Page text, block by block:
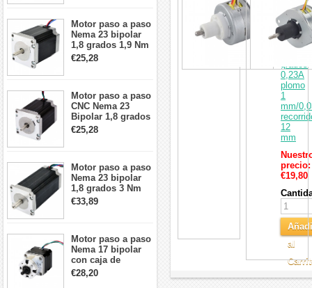
Motor paso a paso
Nema 23 bipolar
1,8 grados 1,9 Nm
2,8 A 3,2 V
57x57x76mm 4
€25,28
Motor paso a paso
CNC Nema 23
Bipolar 1,8 grados
1,9 Nm 3A 3,36 V
57x57x76mm 4
€25,28
Motor paso a paso
Nema 23 bipolar
1,8 grados 3 Nm
4,2A 57x57x114mm
motor paso a paso
€33,89
Motor paso a paso
Nema 17 bipolar
con caja de
cambios planetaria
5:1 longitud 33mm
€28,20
a
paso
lineal
cautivo
grados
0,23A
plomo
1
mm/
12
mm
precio:
€19,80
al